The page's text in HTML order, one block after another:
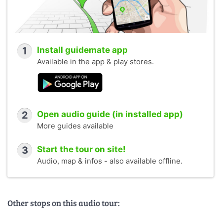
1 Install guidemate app
Available in the app & play stores.
2 Open audio guide (in installed app)
More guides available
3 Start the tour on site!
Audio, map & infos - also available offline.
Other stops on this audio tour: